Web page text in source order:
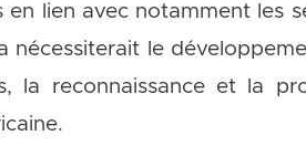
lien avec notamment les
nécessiterait le
la reconnaissance et la